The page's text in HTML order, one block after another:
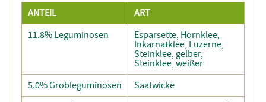
ANTEIL
ART
11.8% Leguminosen
Esparsette, Hornklee,
Inkarnatklee, Luzerne,
Steinklee, gelber,
Steinklee, weißer
5.0% Grobleguminosen
Saatwicke